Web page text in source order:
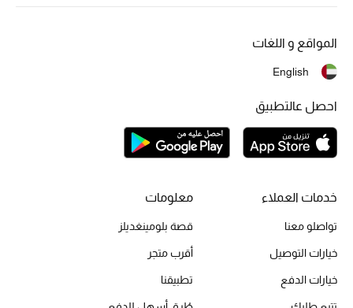
خصومات
جميع مستحضرات الجمال
العطور
مكتشف العطور
خدمات العملاء
تواصلو معنا
خيارات التوصيل
خيارات الدفع
معلومات
قصة بلومينغديلز
أقرب متجر
تطبيقنا
المواقع و اللغات
English
احصل عالتطبيق